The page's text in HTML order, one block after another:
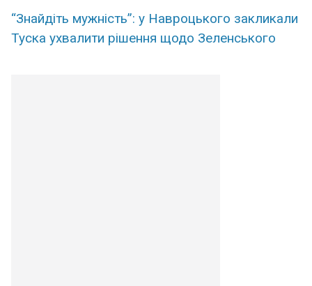
“Знайдіть мужність”: у Навроцького закликали
Туска ухвалити рішення щодо Зеленського